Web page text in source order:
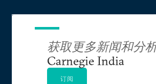
获取更多新闻和分
Carnegie India
订阅